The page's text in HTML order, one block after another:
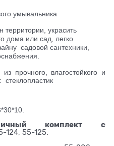
умывальника
территории, украсить
дома или сад, легко
садовой сантехники,
из прочного, влагостойкого и
стеклопластик
комплект с
124, 55-125.